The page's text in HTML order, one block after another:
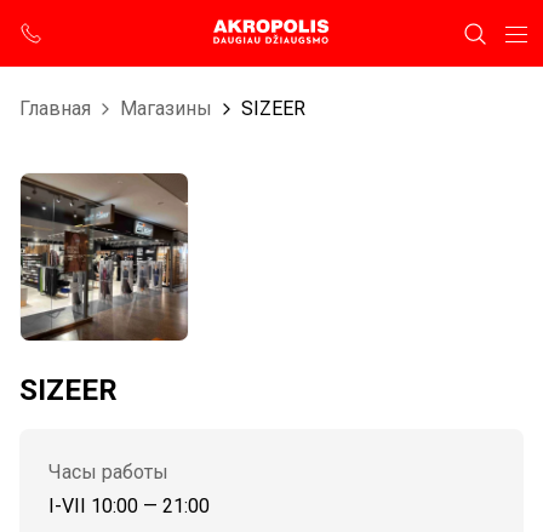
Главная Магазины SIZEER
SIZEER
Часы работы
I-VII 10:00 — 21:00